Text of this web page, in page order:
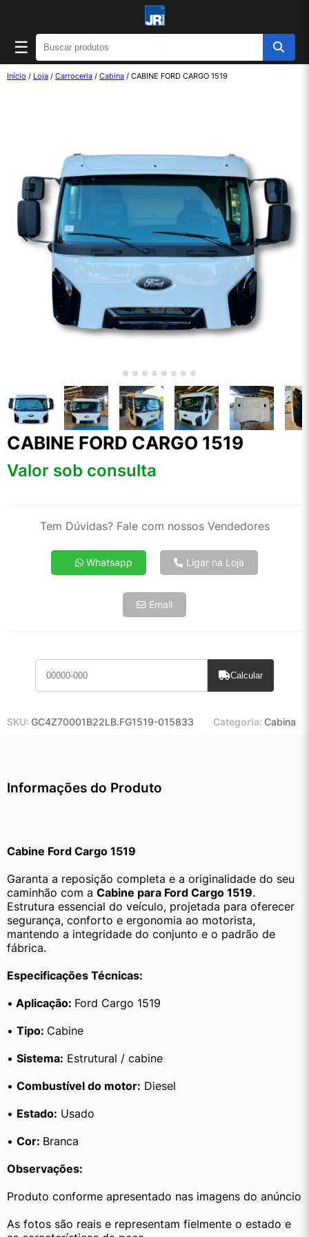
☰
Início / Loja / Carroceria / Cabina / CABINE FORD CARGO 1519
CABINE FORD CARGO 1519
Valor sob consulta
Tem Dúvidas? Fale com nossos Vendedores
Whatsapp Ligar na Loja
Email
Calcular
SKU: GC4Z70001B22LB.FG1519-015833 Categoria: Cabina
Informações do Produto
Cabine Ford Cargo 1519
Garanta a reposição completa e a originalidade do seu
caminhão com a Cabine para Ford Cargo 1519.
Estrutura essencial do veículo, projetada para oferecer
segurança, conforto e ergonomia ao motorista,
mantendo a integridade do conjunto e o padrão de
fábrica.
Especificações Técnicas:
• Aplicação: Ford Cargo 1519
• Tipo: Cabine
• Sistema: Estrutural / cabine
• Combustível do motor: Diesel
• Estado: Usado
• Cor: Branca
Observações:
Produto conforme apresentado nas imagens do anúncio
As fotos são reais e representam fielmente o estado e